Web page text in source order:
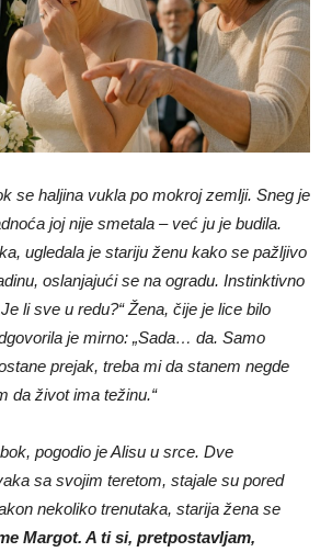
se haljina vukla po mokroj zemlji. Sneg je
joj nije smetala – već ju je budila.
ugledala je stariju ženu kako se pažljivo
oslanjajući se na ogradu. Instinktivno
li sve u redu?“ Žena, čije je lice bilo
je mirno: „Sada… da. Samo
prejak, treba mi da stanem negde
da život ima težinu.“
pogodio je Alisu u srce. Dve
sa svojim teretom, stajale su pored
nekoliko trenutaka, starija žena se
Margot. A ti si, pretpostavljam,